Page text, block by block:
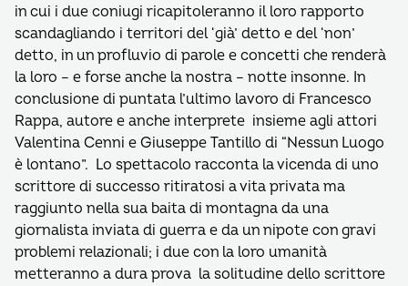
in cui i due coniugi ricapitoleranno il loro rapporto
scandagliando i territori del ‘già’ detto e del ‘non’
detto, in un profluvio di parole e concetti che renderà
la loro – e forse anche la nostra – notte insonne. In
conclusione di puntata l’ultimo lavoro di Francesco
Rappa, autore e anche interprete insieme agli attori
Valentina Cenni e Giuseppe Tantillo di “Nessun Luogo
è lontano”. Lo spettacolo racconta la vicenda di uno
scrittore di successo ritiratosi a vita privata ma
raggiunto nella sua baita di montagna da una
giornalista inviata di guerra e da un nipote con gravi
problemi relazionali; i due con la loro umanità
metteranno a dura prova la solitudine dello scrittore